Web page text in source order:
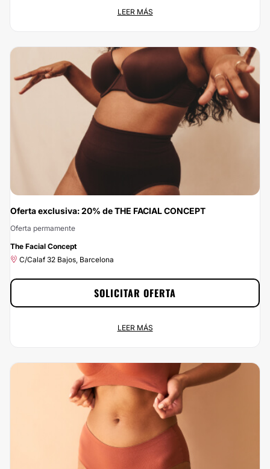
¡Ponle buena cara a la vida por menos de lo que esperas! En
Multiestetica.com podrás contratar los servicios de Dr. Pérez Villar y estar
como siempre has soñado. ¡Aprovecha el 15% de descuento ya!
LEER MÁS
-20%
Oferta exclusiva: 20% de THE FACIAL CONCEPT
Oferta permamente
The Facial Concept
C/Calaf 32 Bajos, Barcelona
¡Ponle buena cara a la vida por menos de lo que esperas! En
Multiestetica.com podrás contratar los servicios de THE FACIAL CONCEPT y
estar como siempre has soñado. ¡Aprovecha el 20% de descuento ya!
SOLICITAR OFERTA
LEER MÁS